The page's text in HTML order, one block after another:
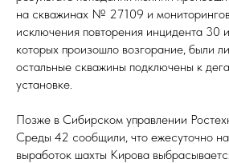
на скважинах № 27109 и
исключения повторения инцидента 30
которых произошло возгорание, были
остальные скважины подключены к
установке.
Позже в Сибирском управлении
Среды 42 сообщили, что ежесуточно
выработок шахты Кирова